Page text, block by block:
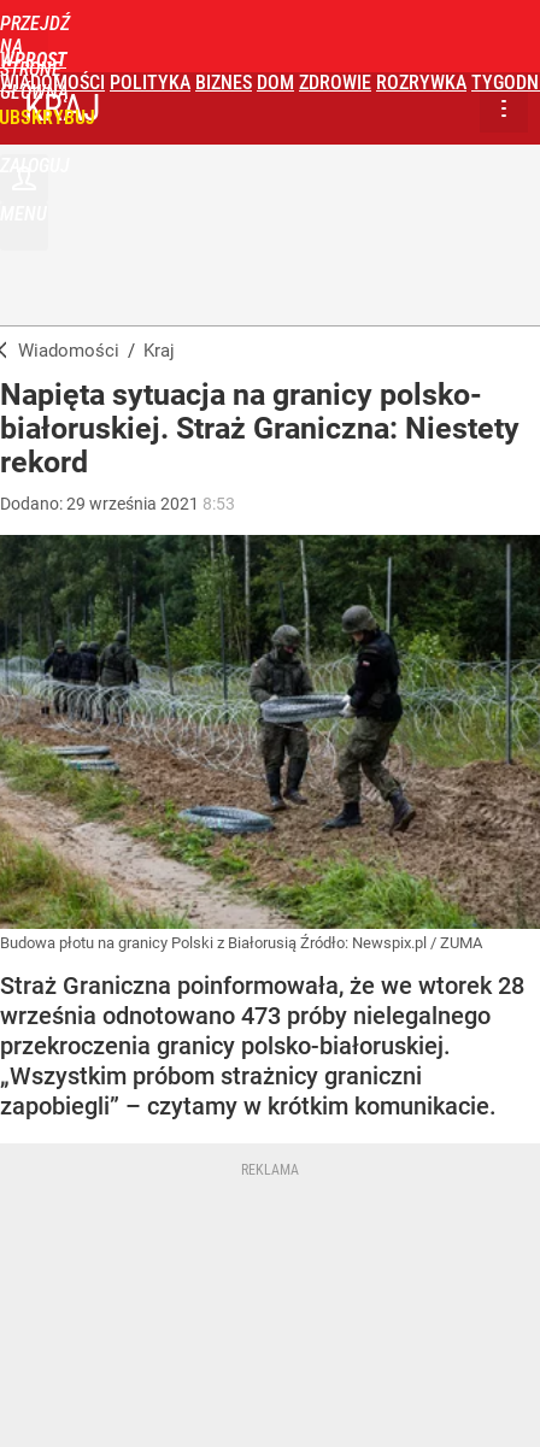
PRZEJDŹ
NA
STRONĘ
GŁÓWNĄ
WPROST
WIADOMOŚCI POLITYKA BIZNES DOM ZDROWIE ROZRYWKA
KRAJ
Wiadomości / Kraj
Napięta sytuacja na granicy polsko-
białoruskiej. Straż Graniczna: Niestety
rekord
Dodano:29 września 2021 8:53
Budowa płotu na granicy Polski z Białorusią Źródło: Newspix.pl / ZUMA
Straż Graniczna poinformowała, że we wtorek 28
września odnotowano 473 próby nielegalnego
przekroczenia granicy polsko-białoruskiej.
„Wszystkim próbom strażnicy graniczni
zapobiegli” – czytamy w krótkim komunikacie.